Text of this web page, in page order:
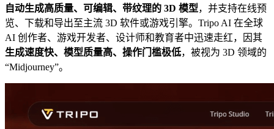
自动生成高质量、可编辑、带纹理的 3D 模型，并支持在线预
览、下载和导出至主流 3D 软件或游戏引擎。Tripo AI 在全球
AI 创作者、游戏开发者、设计师和教育者中迅速走红，因其
生成速度快、模型质量高、操作门槛极低，被视为 3D 领域的
“Midjourney”。